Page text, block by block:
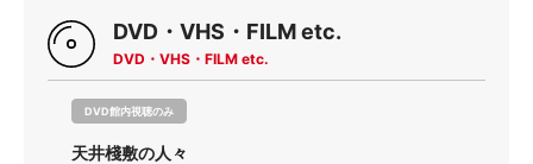
DVD・VHS・FILM etc.
DVD・VHS・FILM etc.
DVD館内視聴のみ
天井棧敷の人々